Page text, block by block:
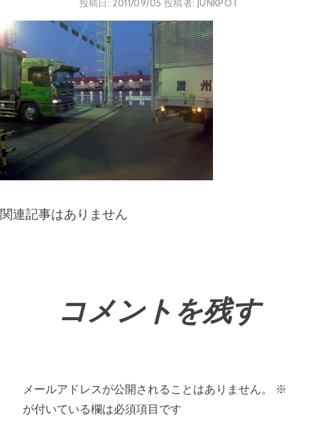
投稿日: 2011/09/05 投稿者: JUNKPOT
関連記事はありません
コメントを残す
メールアドレスが公開されることはありません。
※
が付いている欄は必須項目です